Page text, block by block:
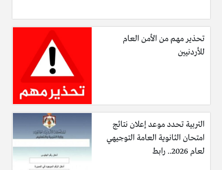
تحذير مهم من الأمن العام
للأردنيين
التربية تحدد موعد إعلان نتائج
امتحان الثانوية العامة التوجيهي
لعام 2026.. رابط